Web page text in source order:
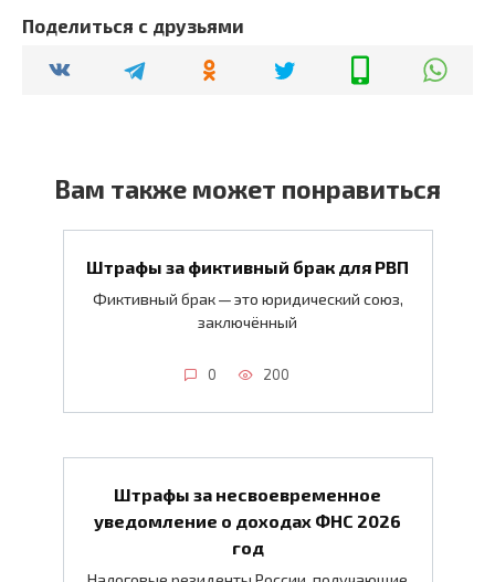
Поделиться с друзьями
Вам также может понравиться
Штрафы за фиктивный брак для РВП
Фиктивный брак — это юридический союз,
заключённый
0 200
Штрафы за несвоевременное
уведомление о доходах ФНС 2026
год